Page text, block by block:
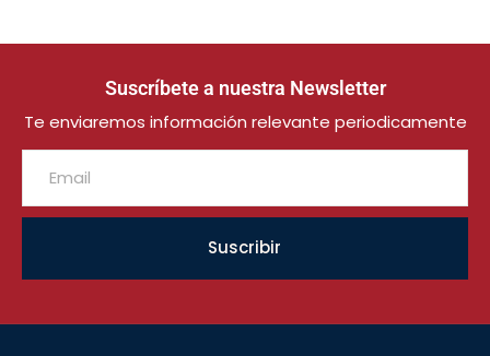
Suscríbete a nuestra Newsletter
Te enviaremos información relevante periodicamente
Suscribir